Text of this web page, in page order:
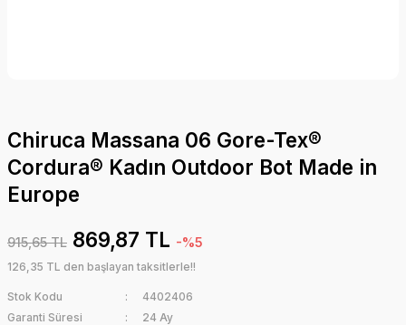
Chiruca Massana 06 Gore-Tex®
Cordura® Kadın Outdoor Bot Made in
Europe
915,65 TL 869,87 TL -%5
126,35 TL den başlayan taksitlerle!!
Stok Kodu
4402406
Garanti Süresi
24 Ay